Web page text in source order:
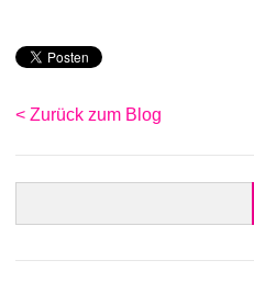
< Zurück zum Blog